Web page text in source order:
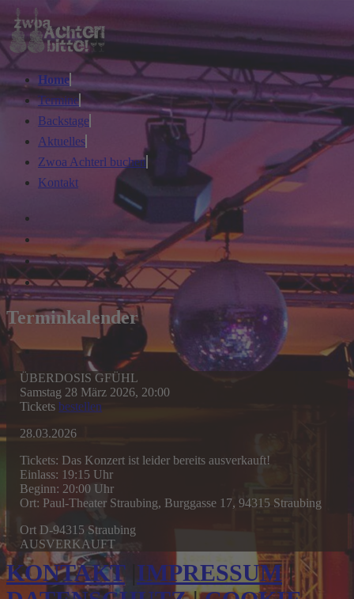
Home
Termine
Backstage
Aktuelles
Zwoa Achterl buchen
Kontakt
Terminkalender
ÜBERDOSIS GFÜHL
Samstag 28 März 2026, 20:00
Ticketsbestellen
28.03.2026
Tickets: Das Konzert ist leider bereits ausverkauft!
Einlass: 19:15 Uhr
Beginn: 20:00 Uhr
Ort: Paul-Theater Straubing, Burggasse 17, 94315 Straubing
Ort D-94315 Straubing
AUSVERKAUFT
KONTAKT| IMPRESSUM|